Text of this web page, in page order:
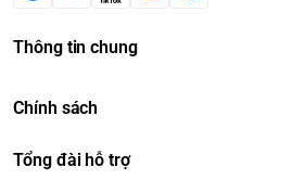
Thông tin chung
Chính sách
Tổng đài hỗ trợ